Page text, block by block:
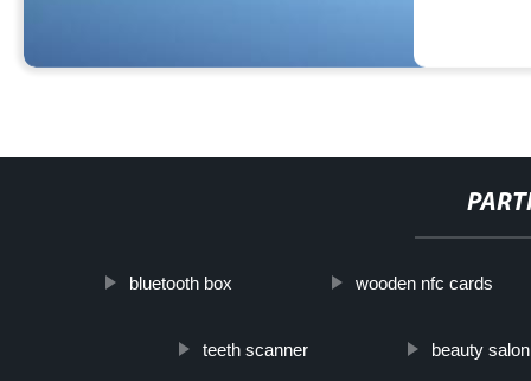
bluetooth box wooden nfc cards
teeth scanner beauty